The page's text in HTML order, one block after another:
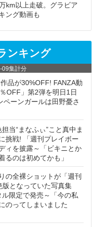
km以上走破。グラビア
ング動画も
ンキング
09集計分
品が30%OFF! FANZA動
OFF」第2弾を明日1日
ーンガールは田野憂さ
当“まなふぃ”こと真中ま
挑戦! 「週刊プレイボー
ィを披露～「ビキニとか
るのは初めてかも」
の全裸ショットが「週刊
となっていた写真集
ル限定で発売～「今の私
のってしまいました